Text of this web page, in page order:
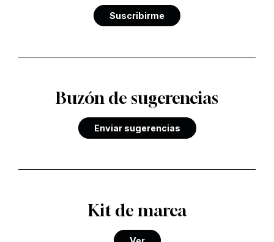
Suscribirme
Buzón de sugerencias
Enviar sugerencias
Kit de marca